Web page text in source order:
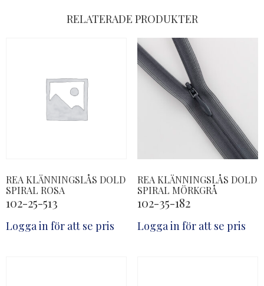
RELATERADE PRODUKTER
REA KLÄNNINGSLÅS DOLD
SPIRAL ROSA
102-25-513
Logga in för att se pris
REA KLÄNNINGSLÅS DOLD
SPIRAL MÖRKGRÅ
102-35-182
Logga in för att se pris